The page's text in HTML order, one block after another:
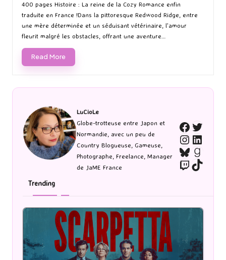
400 pages Histoire : La reine de la Cozy Romance enfin
traduite en France !​Dans la pittoresque Redwood Ridge, entre
une mère déterminée et un séduisant vétérinaire, l'amour
fleurit malgré les obstacles, offrant une aventure…
Read More
LuCioLe
Globe-trotteuse entre Japon et
Normandie, avec un peu de
Country Blogueuse, Gameuse,
Photographe, Freelance, Manager
de JaME France
Bluesky
TwitchTikTok
Trending